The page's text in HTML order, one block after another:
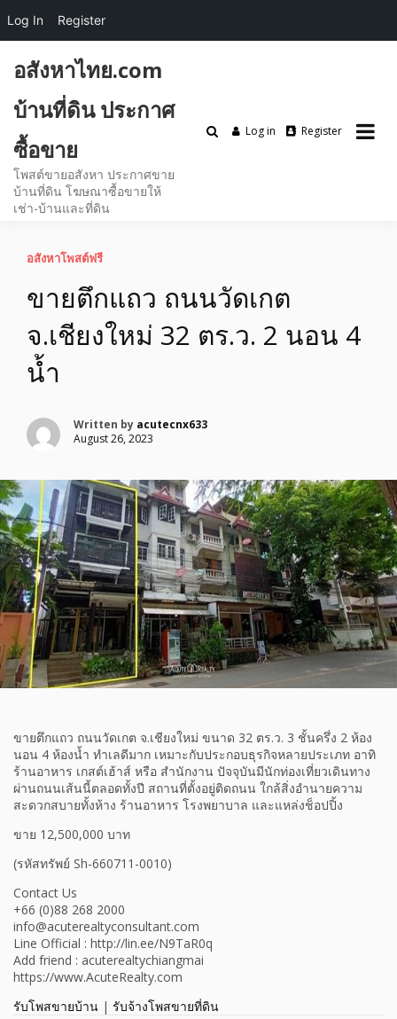
content
อสังหาไทย.com
บ้านที่ดิน ประกาศ
ซื้อขาย
โพสต์ขายอสังหา ประกาศขาย
บ้านที่ดิน โฆษณาซื้อขายให้
เช่า-บ้านและที่ดิน
Log in Register
อสังหาโพสต์ฟรี
ขายตึกแถว ถนนวัดเกต
จ.เชียงใหม่ 32 ตร.ว. 2 นอน 4
น้ำ
Written by acutecnx633
August 26, 2023
ขายตึกแถว ถนนวัดเกต จ.เชียงใหม่ ขนาด 32 ตร.ว. 3 ชั้นครึ่ง 2 ห้อง
นอน 4 ห้องน้ำ ทำเลดีมาก เหมาะกับประกอบธุรกิจหลายประเภท อาทิ
ร้านอาหาร เกสต์เฮ้าส์ หรือ สำนักงาน ปัจจุบันมีนักท่องเที่ยวเดินทาง
ผ่านถนนเส้นนี้ตลอดทั้งปี สถานที่ตั้งอยู่ติดถนน ใกล้สิ่งอำนายความ
สะดวกสบายทั้งห้าง ร้านอาหาร โรงพยาบาล และแหล่งช็อปปิ้ง
ขาย 12,500,000 บาท
(รหัสทรัพย์ Sh-660711-0010)
Contact Us
+66 (0)88 268 2000
info@acuterealtyconsultant.com
Line Official : http://lin.ee/N9TaR0q
Add friend : acuterealtychiangmai
https://www.AcuteRealty.com
รับโพสขายบ้าน | รับจ้างโพสขายที่ดิน
Log In Register